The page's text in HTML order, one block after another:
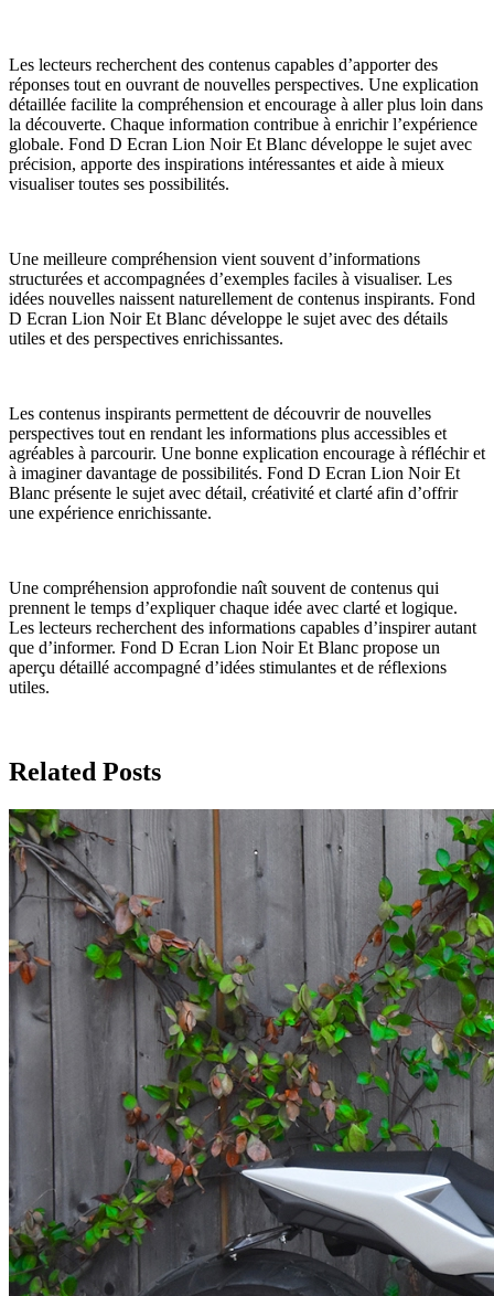
Les lecteurs recherchent des contenus capables d’apporter des
réponses tout en ouvrant de nouvelles perspectives. Une explication
détaillée facilite la compréhension et encourage à aller plus loin dans
la découverte. Chaque information contribue à enrichir l’expérience
globale. Fond D Ecran Lion Noir Et Blanc développe le sujet avec
précision, apporte des inspirations intéressantes et aide à mieux
visualiser toutes ses possibilités.
Une meilleure compréhension vient souvent d’informations
structurées et accompagnées d’exemples faciles à visualiser. Les
idées nouvelles naissent naturellement de contenus inspirants. Fond
D Ecran Lion Noir Et Blanc développe le sujet avec des détails
utiles et des perspectives enrichissantes.
Les contenus inspirants permettent de découvrir de nouvelles
perspectives tout en rendant les informations plus accessibles et
agréables à parcourir. Une bonne explication encourage à réfléchir et
à imaginer davantage de possibilités. Fond D Ecran Lion Noir Et
Blanc présente le sujet avec détail, créativité et clarté afin d’offrir
une expérience enrichissante.
Une compréhension approfondie naît souvent de contenus qui
prennent le temps d’expliquer chaque idée avec clarté et logique.
Les lecteurs recherchent des informations capables d’inspirer autant
que d’informer. Fond D Ecran Lion Noir Et Blanc propose un
aperçu détaillé accompagné d’idées stimulantes et de réflexions
utiles.
Related Posts